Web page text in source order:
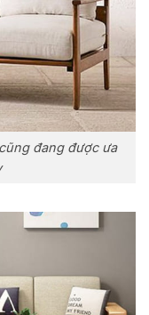
đang được ưa